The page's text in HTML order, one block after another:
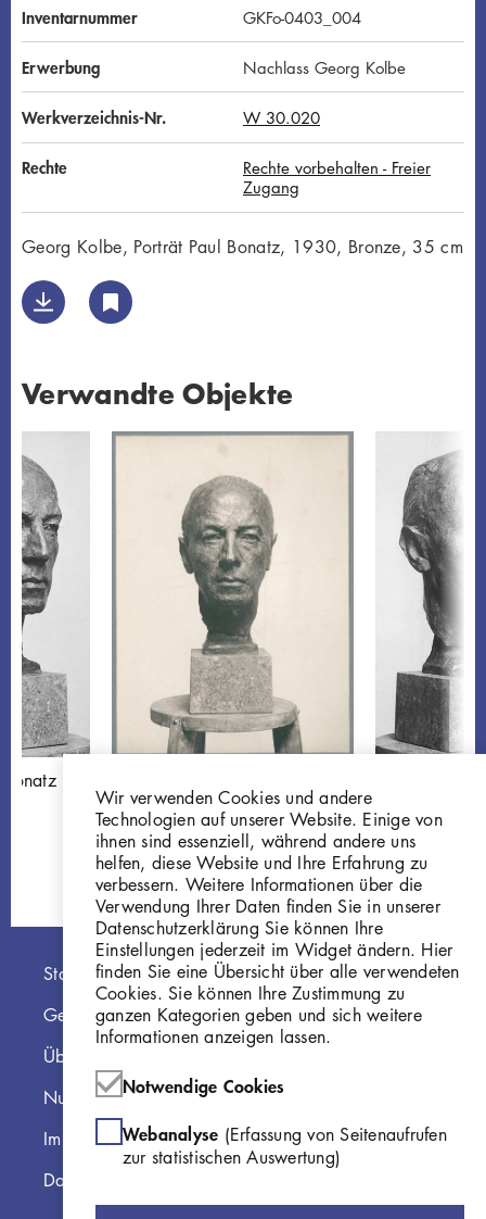
Inventarnummer GKFo-0403_004
Erwerbung Nachlass Georg Kolbe
Werkverzeichnis-Nr. W 30.020
Rechte
Rechte vorbehalten - Freier
Zugang
Georg Kolbe, Porträt Paul Bonatz, 1930, Bronze, 35 cm
Verwandte Objekte
1930, Bronze
GKFo-0403_001
Hauptnavigation
Startseite
Georg Kolbe Museum
Über die Online Sammlung
Nutzungshinweise
Impressum
Datenschutzerklärung
Wir verwenden Cookies und andere
Technologien auf unserer Website. Einige von
ihnen sind essenziell, während andere uns
helfen, diese Website und Ihre Erfahrung zu
verbessern. Weitere Informationen über die
Verwendung Ihrer Daten finden Sie in unserer
Datenschutzerklärung Sie können Ihre
Einstellungen jederzeit im Widget ändern. Hier
finden Sie eine Übersicht über alle verwendeten
Cookies. Sie können Ihre Zustimmung zu
ganzen Kategorien geben und sich weitere
Informationen anzeigen lassen.
Notwendige Cookies
Webanalyse (Erfassung von Seitenaufrufen
zur statistischen Auswertung)